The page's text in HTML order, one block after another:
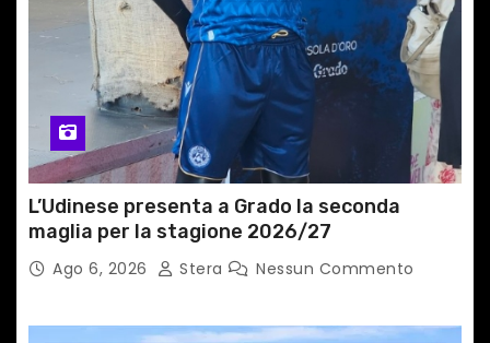
a
i
c
o
L’Udinese presenta a Grado la seconda
maglia per la stagione 2026/27
Ago 6, 2026 Stera Nessun Commento